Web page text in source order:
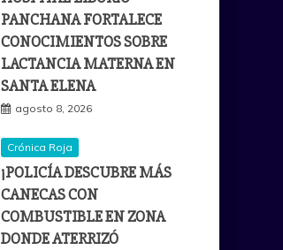
PANCHANA FORTALECE
CONOCIMIENTOS SOBRE
LACTANCIA MATERNA EN
SANTA ELENA
agosto 8, 2026
Crónica Roja
¡POLICÍA DESCUBRE MÁS
CANECAS CON
COMBUSTIBLE EN ZONA
DONDE ATERRIZÓ